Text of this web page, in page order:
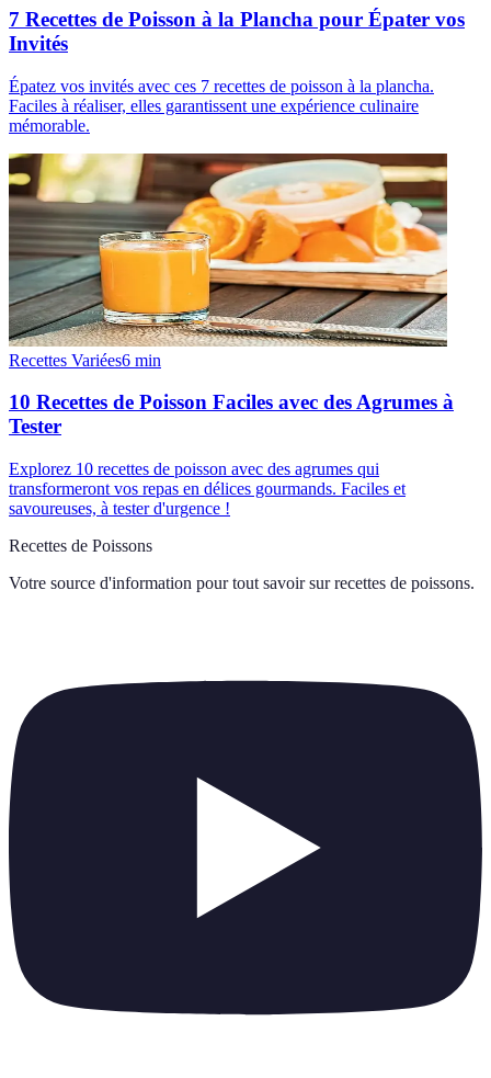
7 Recettes de Poisson à la Plancha pour Épater vos
Invités
Épatez vos invités avec ces 7 recettes de poisson à la plancha.
Faciles à réaliser, elles garantissent une expérience culinaire
mémorable.
Recettes Variées6 min
10 Recettes de Poisson Faciles avec des Agrumes à
Tester
Explorez 10 recettes de poisson avec des agrumes qui
transformeront vos repas en délices gourmands. Faciles et
savoureuses, à tester d'urgence !
Recettes de Poissons
Votre source d'information pour tout savoir sur recettes de poissons.